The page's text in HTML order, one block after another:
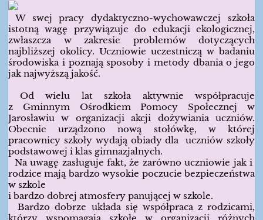
W swej pracy dydaktyczno-wychowawczej szkoła
istotną wagę przywiązuje do edukacji ekologicznej,
zwłaszcza w zakresie problemów dotyczących
najbliższej okolicy. Uczniowie uczestniczą w badaniu
środowiska i poznają sposoby i metody dbania o jego
jak najwyższą jakość.
Od wielu lat szkoła aktywnie współpracuje
z Gminnym Ośrodkiem Pomocy Społecznej w
Jarosławiu w organizacji akcji dożywiania uczniów.
Obecnie urządzono nową stołówkę, w której
pracownicy szkoły wydają obiady dla uczniów szkoły
podstawowej i klas gimnazjalnych.
Na uwagę zasługuje fakt, że zarówno uczniowie jak i
rodzice mają bardzo wysokie poczucie bezpieczeństwa
w szkole
i bardzo dobrej atmosfery panującej w szkole.
Bardzo dobrze układa się współpraca z rodzicami,